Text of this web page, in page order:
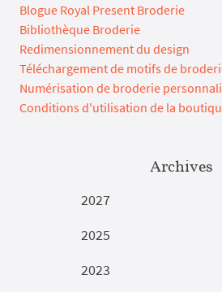
Blogue Royal Present Broderie
Bibliothèque Broderie
Redimensionnement du design
Téléchargement de motifs de
Numérisation de broderie
Conditions d'utilisation de la
Archives
2027
2025
2023